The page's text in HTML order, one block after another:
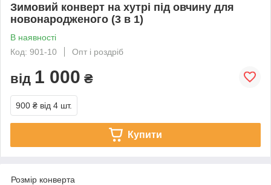
Зимовий конверт на хутрі під овчину для
новонародженого (3 в 1)
В наявності
Код: 901-10
Опт і роздріб
від 1 000 ₴
900 ₴ від 4 шт.
Купити
Розмір конверта